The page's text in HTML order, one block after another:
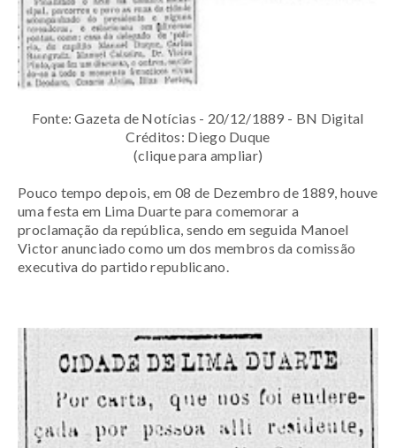
Fonte: Gazeta de Notícias - 20/12/1889 - BN Digital
Créditos: Diego Duque
(clique para ampliar)
Pouco tempo depois, em 08 de Dezembro de 1889, houve
uma festa em Lima Duarte para comemorar a
proclamação da república, sendo em seguida Manoel
Victor anunciado como um dos membros da comissão
executiva do partido republicano.